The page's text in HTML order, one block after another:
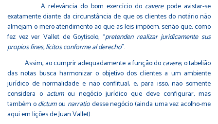
A relevância do bom exercício do caverepode avistar-se
exatamente diante da circunstância de que os clientes do notário não
almejam o mero atendimento ao que as leis impõem, senão que, como
fez vez ver Vallet de Goytisolo, “pretenden realizar juridicamente sus
propios fines, lícitos conforme al derecho”.
Assim, ao cumprir adequadamente a função docavere, o tabelião
das notas busca harmonizar o objetivo dos clientes a um ambiente
jurídico de normalidade e não conflitual, e, para isso, não somente
considera o actumou negócio jurídico que deve configurar, mas
também odictumou narratiodesse negócio (ainda uma vez acolho-me
aqui em lições de Juan Vallet).